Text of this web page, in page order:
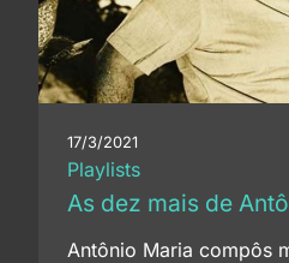
17/3/2021
Playlists
As dez mais de
Antônio Maria compôs